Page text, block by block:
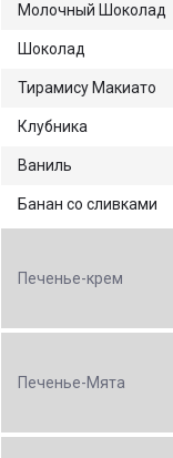
Молочный Шоколад
Шоколад
Тирамису Макиато
Клубника
Ваниль
Банан со сливками
Печенье-крем
Печенье-Мята